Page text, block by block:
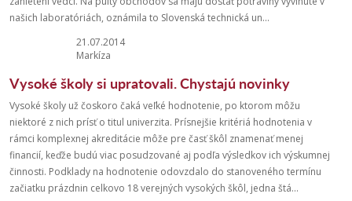
našich laboratóriách, oznámila to Slovenská technická un...
21.07.2014
Markíza
Vysoké školy si upratovali. Chystajú novinky
Vysoké školy už čoskoro čaká veľké hodnotenie, po ktorom môžu
niektoré z nich prísť o titul univerzita. Prísnejšie kritériá hodnotenia v
rámci komplexnej akreditácie môže pre časť škôl znamenať menej
financií, keďže budú viac posudzované aj podľa výsledkov ich výskumnej
činnosti. Podklady na hodnotenie odovzdalo do stanoveného termínu
začiatku prázdnin celkovo 18 verejných vysokých škôl, jedna štá...